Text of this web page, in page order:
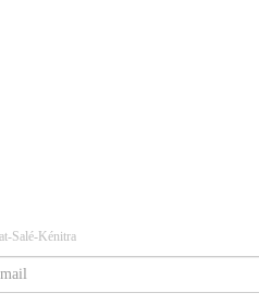
Salé-Kénitra